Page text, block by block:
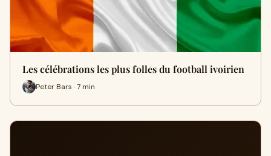
Les célébrations les plus folles du football ivoirien
Peter Bars · 7 min